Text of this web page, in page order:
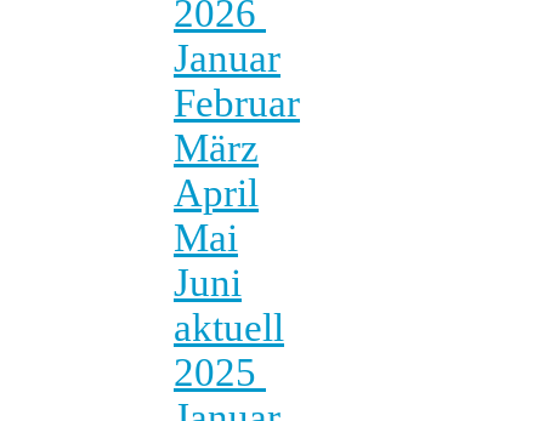
2026
Januar
Februar
März
April
Mai
Juni
aktuell
2025